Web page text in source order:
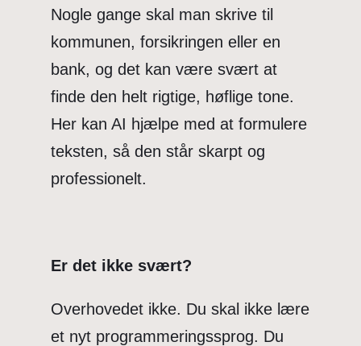
Nogle gange skal man skrive til
kommunen, forsikringen eller en
bank, og det kan være svært at
finde den helt rigtige, høflige tone.
Her kan AI hjælpe med at formulere
teksten, så den står skarpt og
professionelt.
Er det ikke svært?
Overhovedet ikke. Du skal ikke lære
et nyt programmeringssprog. Du